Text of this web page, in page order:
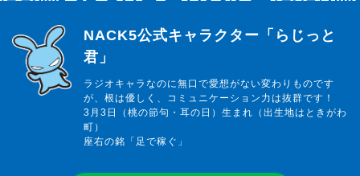
らじっと君
NACK5公式キャラクター「らじっと
君」
ラジオキャラなのに無口で愛想がない変わりものです
が、根は優しく、コミュニケーション力は抜群です！
3月3日（桃の節句・耳の日）生まれ（出生地はときがわ
町）
座右の銘「足で稼ぐ」